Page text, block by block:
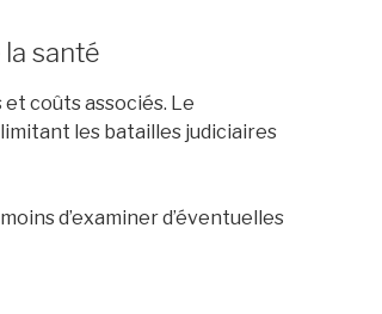
santé
coûts associés. Le
les batailles judiciaires
d’examiner d’éventuelles